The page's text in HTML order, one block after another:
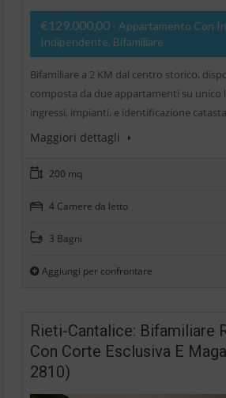
€129.000,00 - Appartamento Con
Indipendente, Bifamiliare
Bifamiliare a 2 KM dal centro storico,
composta da due appartamenti su unico
ingressi, impianti, e identificazione
Maggiori dettagli
200 mq
4 Camere da letto
3 Bagni
Aggiungi per confrontare
Rieti-Cantalice: Bifamiliare
Con Corte Esclusiva E
2810)